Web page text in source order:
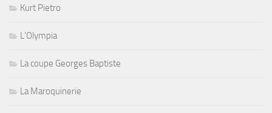
Kurt Pietro
L'Olympia
La coupe Georges Baptiste
La Maroquinerie